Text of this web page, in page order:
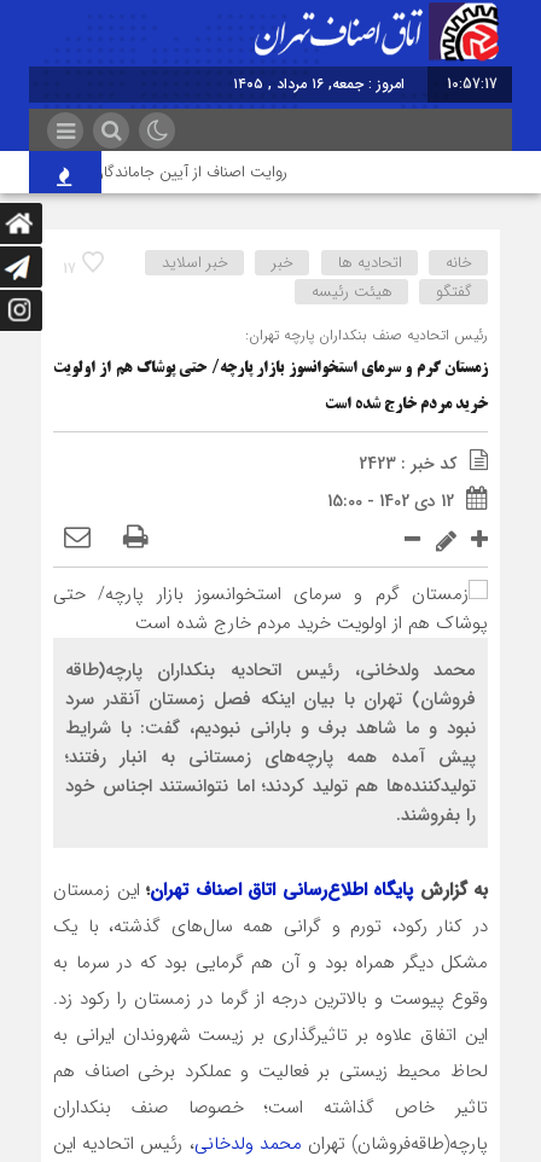
10:57:18 امروز : جمعه, ۱۶ مرداد , ۱۴۰۵
روایت اصناف از آیین جاماندگان اربعین در
17 خانه اتحادیه ها خبر
خبر اسلايد
گفتگو
هیئت رئیسه
رئیس اتحادیه صنف بنکداران پارچه تهران:
زمستان گرم و سرمای استخوان‎سوز بازار پارچه/ حتی پوشاک هم از اولویت
خرید مردم خارج شده است
کد خبر : 2423
12 دی 1402 - 15:00
محمد ولدخانی، رئیس اتحادیه بنکداران پارچه(طاقه
فروشان) تهران با بیان اینکه فصل زمستان آنقدر سرد
نبود و ما شاهد برف و بارانی نبودیم، گفت: با شرایط
پیش آمده همه پارچه‌های زمستانی به انبار رفتند؛
تولیدکننده‌ها هم تولید کردند؛ اما نتوانستند اجناس خود
را بفروشند.
به گزارش پایگاه اطلاع‌رسانی اتاق اصناف تهران؛ این زمستان
در کنار رکود، تورم و گرانی همه سال‌های گذشته، با یک
مشکل دیگر همراه بود و آن هم گرمایی بود که در سرما به
وقوع پیوست و بالاترین درجه از گرما در زمستان را رکود زد.
این اتفاق علاوه بر تاثیرگذاری بر زیست شهروندان ایرانی به
لحاظ محیط زیستی بر فعالیت و عملکرد برخی اصناف هم
تاثیر خاص گذاشته است؛ خصوصا صنف بنکداران
پارچه(طاقه‌فروشان) تهران محمد ولدخانی، رئیس اتحادیه این